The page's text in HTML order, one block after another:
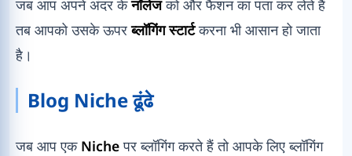
जब आप अपने अंदर केनॉलेजको और फैशन का पता कर लेते हैं
तब आपको उसके ऊपरब्लॉगिंग स्टार्टकरना भी आसान हो जाता
है।
Blog Niche ढूंढे
जब आप एक Nicheपर ब्लॉगिंग करते हैं तो आपके लिए ब्लॉगिंग